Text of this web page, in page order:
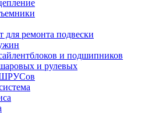
для ремонта подвески
и подшипников
и рулевых